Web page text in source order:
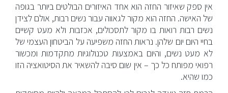
בלוג
צור קשר
אין ספק שאיזור החזה הוא אחד האיזורים הבולטים ביותר בגופה
של האישה. החזה הוא מקור לגאווה עבור נשים רבות, אולם לצידן
נשים רבות רואות בו מקור לתסכולים, אכזבות ולא מעט קשיים
בחיי היום יום שלהן. נראות החזה משפיעה על הביטחון העצמי של
לא מעט נשים, והיום באמצעות טכנולוגיות מתקדמות ומכשור
רפואי מפותח כל כך – אין שום סיבה להשאיר את הסיטואציה הזו
כמו שהיא.